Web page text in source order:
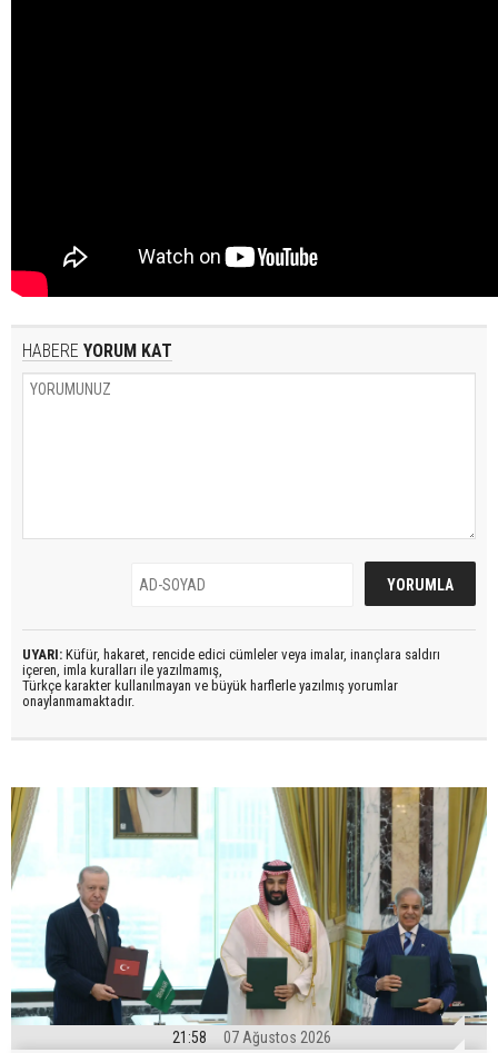
HABERE YORUM KAT
UYARI: Küfür, hakaret, rencide edici cümleler veya imalar, inançlara saldırı
içeren, imla kuralları ile yazılmamış,
Türkçe karakter kullanılmayan ve büyük harflerle yazılmış yorumlar
onaylanmamaktadır.
21:58 07 Ağustos 2026